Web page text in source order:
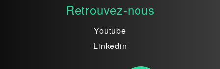
Retrouvez-nous
Youtube
Linkedin